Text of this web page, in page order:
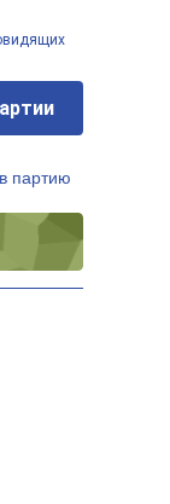
партию